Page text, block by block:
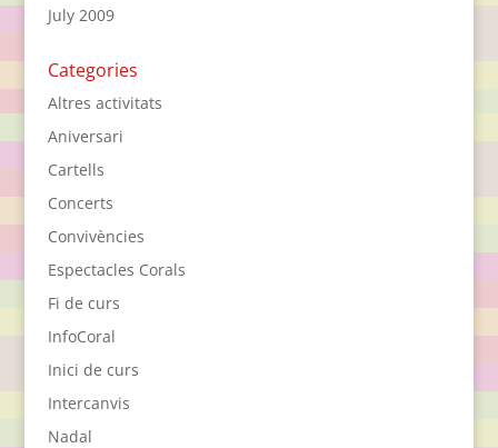
July 2009
Categories
Altres activitats
Aniversari
Cartells
Concerts
Convivències
Espectacles Corals
Fi de curs
InfoCoral
Inici de curs
Intercanvis
Nadal